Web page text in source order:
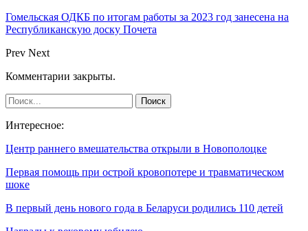
Гомельская ОДКБ по итогам работы за 2023 год занесена на
Республиканскую доску Почета
Prev Next
Комментарии закрыты.
Интересное:
Центр раннего вмешательства открыли в Новополоцке
Первая помощь при острой кровопотере и травматическом
шоке
В первый день нового года в Беларуси родились 110 детей